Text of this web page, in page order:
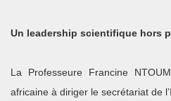
Un leadership scientifique hors
La Professeure Francine
africaine à diriger le secrétariat de